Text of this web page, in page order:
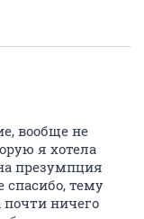
вообще не
я хотела
презумпция
тему
ничего